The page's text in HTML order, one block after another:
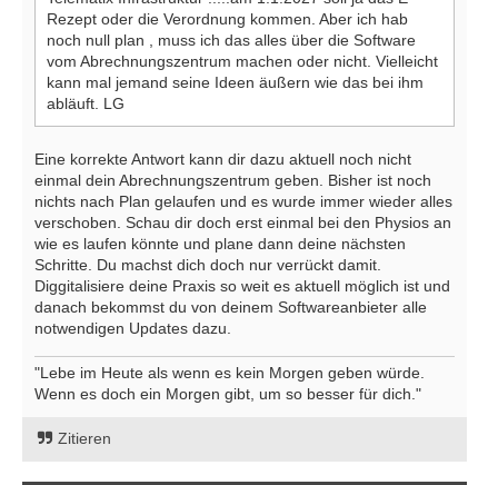
Rezept oder die Verordnung kommen. Aber ich hab
noch null plan , muss ich das alles über die Software
vom Abrechnungszentrum machen oder nicht. Vielleicht
kann mal jemand seine Ideen äußern wie das bei ihm
abläuft. LG
Eine korrekte Antwort kann dir dazu aktuell noch nicht
einmal dein Abrechnungszentrum geben. Bisher ist noch
nichts nach Plan gelaufen und es wurde immer wieder alles
verschoben. Schau dir doch erst einmal bei den Physios an
wie es laufen könnte und plane dann deine nächsten
Schritte. Du machst dich doch nur verrückt damit.
Diggitalisiere deine Praxis so weit es aktuell möglich ist und
danach bekommst du von deinem Softwareanbieter alle
notwendigen Updates dazu.
"Lebe im Heute als wenn es kein Morgen geben würde.
Wenn es doch ein Morgen gibt, um so besser für dich."
Zitieren